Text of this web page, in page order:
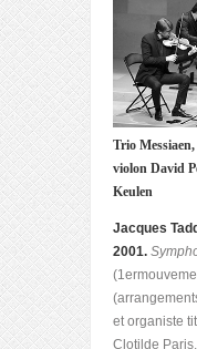
Trio
violon David
Keulen
Jacques
2001.
(1er
et organiste
Clotilde